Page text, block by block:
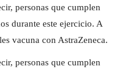
personas que cumplen
durante este ejercicio. A
vacuna con AstraZeneca.
personas que cumplen